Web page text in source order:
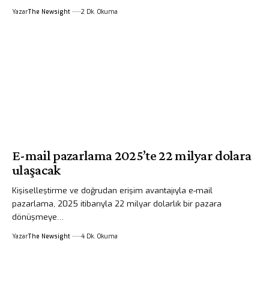
YazarThe Newsight 2 Dk. Okuma
E-mail pazarlama 2025’te 22 milyar dolara
ulaşacak
Kişiselleştirme ve doğrudan erişim avantajıyla e-mail
pazarlama, 2025 itibarıyla 22 milyar dolarlık bir pazara
dönüşmeye…
YazarThe Newsight 4 Dk. Okuma